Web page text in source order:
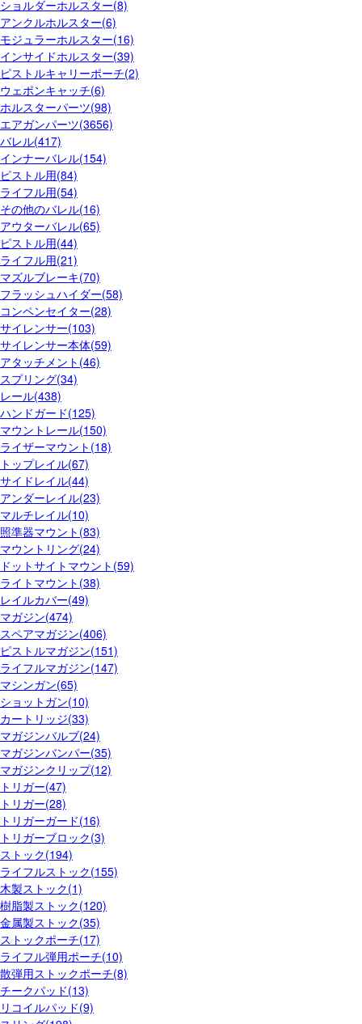
ショルダーホルスター(8)
アンクルホルスター(6)
モジュラーホルスター(16)
インサイドホルスター(39)
ピストルキャリーポーチ(2)
ウェポンキャッチ(6)
ホルスターパーツ(98)
エアガンパーツ(3656)
バレル(417)
インナーバレル(154)
ピストル用(84)
ライフル用(54)
その他のバレル(16)
アウターバレル(65)
ピストル用(44)
ライフル用(21)
マズルブレーキ(70)
フラッシュハイダー(58)
コンペンセイター(28)
サイレンサー(103)
サイレンサー本体(59)
アタッチメント(46)
スプリング(34)
レール(438)
ハンドガード(125)
マウントレール(150)
ライザーマウント(18)
トップレイル(67)
サイドレイル(44)
アンダーレイル(23)
マルチレイル(10)
照準器マウント(83)
マウントリング(24)
ドットサイトマウント(59)
ライトマウント(38)
レイルカバー(49)
マガジン(474)
スペアマガジン(406)
ピストルマガジン(151)
ライフルマガジン(147)
マシンガン(65)
ショットガン(10)
カートリッジ(33)
マガジンバルブ(24)
マガジンバンパー(35)
マガジンクリップ(12)
トリガー(47)
トリガー(28)
トリガーガード(16)
トリガーブロック(3)
ストック(194)
ライフルストック(155)
木製ストック(1)
樹脂製ストック(120)
金属製ストック(35)
ストックポーチ(17)
ライフル弾用ポーチ(10)
散弾用ストックポーチ(8)
チークパッド(13)
リコイルパッド(9)